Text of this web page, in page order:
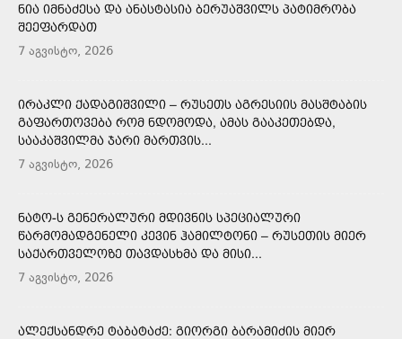
ᲜᲘᲐ ᲘᲛᲜᲐᲫᲔᲡᲐ ᲓᲐ ᲐᲜᲐᲡᲢᲐᲡᲘᲐ ᲑᲔᲠᲣᲐᲨᲕᲘᲚᲡ ᲞᲐᲢᲘᲛᲠᲝᲑᲐ
ᲨᲔᲔᲤᲐᲠᲓᲐᲗ
7 აგვისტო, 2026
ᲘᲠᲐᲙᲚᲘ ᲥᲐᲓᲐᲒᲘᲨᲕᲘᲚᲘ – ᲠᲣᲡᲔᲗᲡ ᲐᲒᲠᲔᲡᲘᲘᲡ ᲛᲐᲡᲨᲢᲐᲑᲘᲡ
ᲒᲐᲤᲐᲠᲗᲝᲕᲔᲑᲐ ᲠᲝᲛ ᲜᲓᲝᲛᲝᲓᲐ, ᲐᲛᲐᲡ ᲒᲐᲐᲙᲔᲗᲔᲑᲓᲐ,
ᲡᲐᲐᲙᲐᲨᲕᲘᲚᲛᲐ ᲯᲐᲠᲘ ᲛᲐᲠᲗᲕᲘᲡ...
7 აგვისტო, 2026
ᲜᲐᲢᲝ-Ს ᲒᲔᲜᲔᲠᲐᲚᲣᲠᲘ ᲛᲓᲘᲕᲜᲘᲡ ᲡᲞᲔᲪᲘᲐᲚᲣᲠᲘ
ᲬᲐᲠᲛᲝᲛᲐᲓᲒᲔᲜᲔᲚᲘ ᲙᲔᲕᲘᲜ ᲰᲐᲛᲘᲚᲢᲝᲜᲘ – ᲠᲣᲡᲔᲗᲘᲡ ᲛᲘᲔᲠ
ᲡᲐᲥᲐᲠᲗᲕᲔᲚᲝᲖᲔ ᲗᲐᲕᲓᲐᲡᲮᲛᲐ ᲓᲐ ᲛᲘᲡᲘ...
7 აგვისტო, 2026
ᲐᲚᲔᲥᲡᲐᲜᲓᲠᲔ ᲢᲐᲑᲐᲢᲐᲫᲔ: ᲒᲘᲝᲠᲒᲘ ᲑᲐᲠᲐᲛᲘᲫᲘᲡ ᲛᲘᲔᲠ